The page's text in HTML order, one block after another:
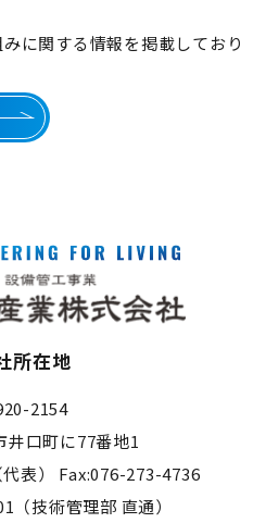
に関する情報を掲載しており
所在地
2154
井口町に77番地1
表） Fax:076-273-4736
技術管理部 直通）